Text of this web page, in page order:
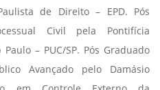
de Direito – EPD. Pós
Civil pela Pontifícia
– PUC/SP. Pós Graduado
Avançado pelo Damásio